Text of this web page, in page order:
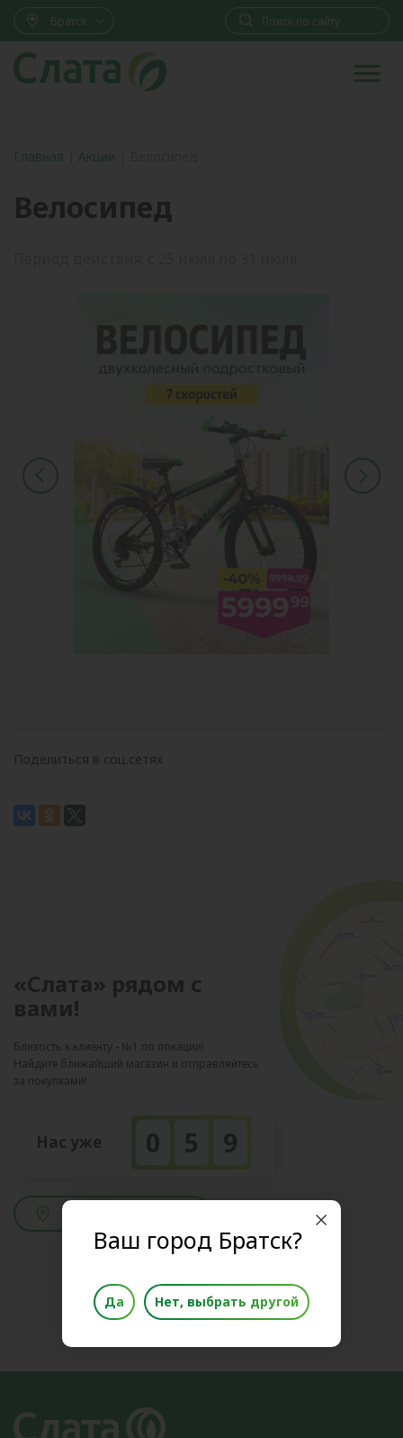
Братск
Главная Акции
Велосипед
Поделиться в соц.сетях
«Слата» рядом с
вами!
Близость к клиенту - №1 по локации!
Найдите ближайший магазин и отправляйтесь
за покупками!
Нас уже 0 5 9
Ваш город Братск?
Да Нет, выбрать другой